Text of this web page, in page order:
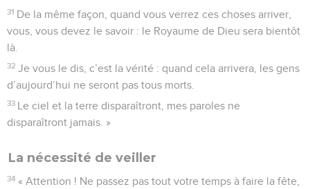
31 De la même façon, quand vous verrez ces choses arriver,
vous, vous devez le savoir : le Royaume de Dieu sera bientôt
là.
32 Je vous le dis, c’est la vérité : quand cela arrivera, les gens
d’aujourd’hui ne seront pas tous morts.
33 Le ciel et la terre disparaîtront, mes paroles ne
disparaîtront jamais. »
La nécessité de veiller
34 « Attention ! Ne passez pas tout votre temps à faire la fête,